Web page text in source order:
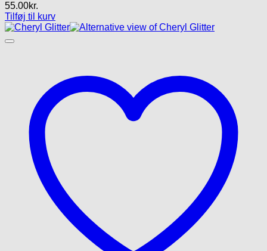
55.00kr.
Tilføj til kurv